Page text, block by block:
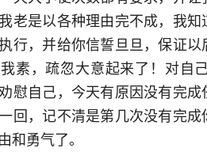
老是以各种理由完不成，我
行，并给你信誓旦旦，保证
素，疏忽大意起来了！对自
慰自己，今天有原因没有完
回，记不清是第几次没有完
和勇气了。